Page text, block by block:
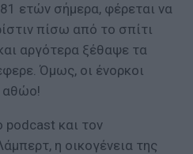
ετών σήμερα, φέρεται να
πίσω από το σπίτι
αργότερα ξέθαψε τα
Όμως, οι ένορκοι
αθώο!
podcast και τον
η οικογένεια της